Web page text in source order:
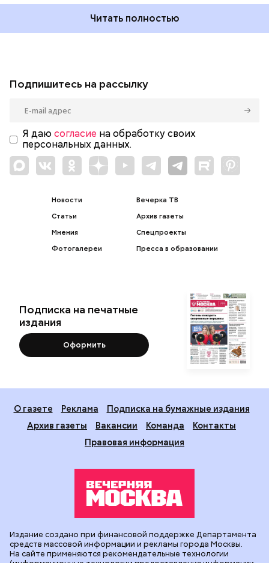
Читать полностью
Подпишитесь на рассылку
Я даю согласие на обработку своих
персональных данных.
Новости
Статьи
Мнения
Фотогалереи
Вечерка ТВ
Архив газеты
Спецпроекты
Пресса в образовании
Подписка на печатные
издания
Оформить
О газете Реклама
Подписка на бумажные издания
Архив газеты
Вакансии Команда
Контакты
Правовая информация
Издание создано при финансовой поддержке Департамента
средств массовой информации и рекламы города Москвы.
На сайте применяются рекомендательные технологии